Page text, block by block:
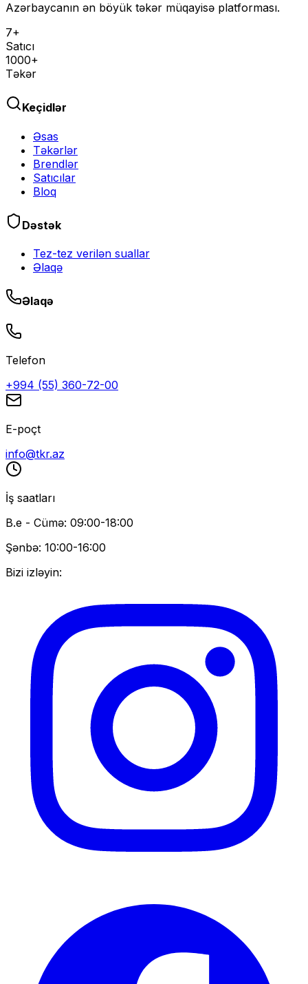
Azərbaycanın ən böyük təkər müqayisə platforması.
7+
Satıcı
1000+
Təkər
Keçidlər
Əsas
Təkərlər
Brendlər
Satıcılar
Bloq
Dəstək
Tez-tez verilən suallar
Əlaqə
Əlaqə
Telefon
+994 (55) 360-72-00
E-poçt
info@tkr.az
İş saatları
B.e - Cümə: 09:00-18:00
Şənbə: 10:00-16:00
Bizi izləyin: